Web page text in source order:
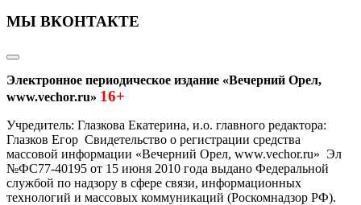
МЫ ВКОНТАКТЕ
Электронное периодическое издание «Вечерний Орел,
www.vechor.ru» 16+
Учредитель: Глазкова Екатерина, и.о. главного редактора:
Глазков Егор Свидетельство о регистрации средства
массовой информации «Вечерний Орел, www.vechor.ru» Эл
№ФС77-40195 от 15 июня 2010 года выдано Федеральной
службой по надзору в сфере связи, информационных
технологий и массовых коммуникаций (Роскомнадзор РФ).